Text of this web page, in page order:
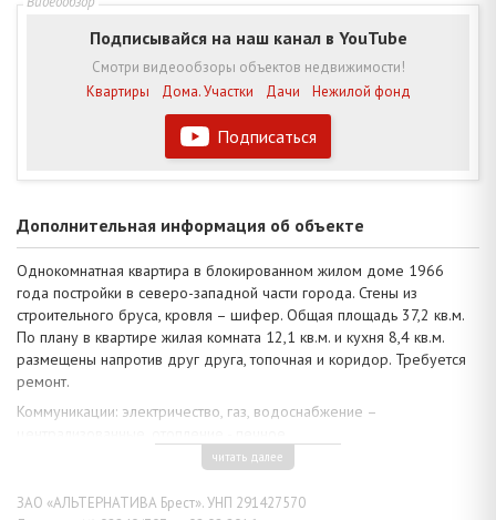
Подписаться
Подписывайся на наш канал в YouTube
Смотри видеообзоры объектов недвижимости!
Квартиры
Дома. Участки Дачи Нежилой фонд
Дополнительная информация об объекте
Однокомнатная квартира в блокированном жилом доме 1966
года постройки в северо-западной части города. Стены из
строительного бруса, кровля – шифер. Общая площадь 37,2 кв.м.
По плану в квартире жилая комната 12,1 кв.м. и кухня 8,4 кв.м.
размещены напротив друг друга, топочная и коридор. Требуется
ремонт.
Коммуникации: электричество, газ, водоснабжение –
Земельный участок площадью 0,0440 га огорожен забором, на
Инфраструктура микрорайона развита, в жилом массиве
читать далее
ЗАО «АЛЬТЕРНАТИВА Брест». УНП 291427570